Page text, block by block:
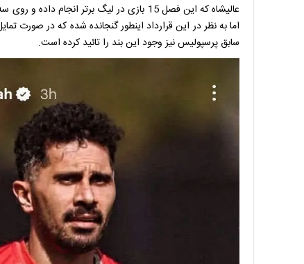
عالیشاه که این فصل 15 بازی در لیگ برتر
اما به نظر در این قرارداد اینطور گنجانده شده که در صورت
سابق پرسپولیس نیز وجود این بند را تائید کرده است.